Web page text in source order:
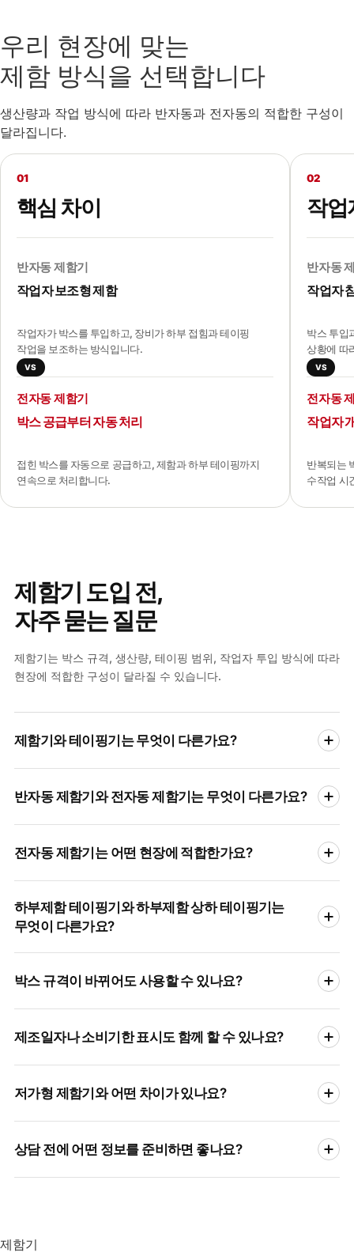
우리 현장에 맞는
제함 방식을 선택합니다
생산량과 작업 방식에 따라 반자동과 전자동의 적합한 구성이
달라집니다.
01
핵심 차이
반자동 제함기
작업자 보조형 제함
작업자가 박스를 투입하고, 장비가 하부 접힘과 테이핑
작업을 보조하는 방식입니다.
VS
전자동 제함기
박스 공급부터 자동 처리
접힌 박스를 자동으로 공급하고, 제함과 하부 테이핑까지
연속으로 처리합니다.
02
작업
반자동
작업자
박스 투입
상황에 따
VS
전자동
작업자
반복되는
수작업 시
제함기 도입 전,
자주 묻는 질문
제함기는 박스 규격, 생산량, 테이핑 범위, 작업자 투입 방식에 따라
현장에 적합한 구성이 달라질 수 있습니다.
제함기와 테이핑기는 무엇이 다른가요?
제함기는 접혀 있는 박스를 펼치고 하부를 접어 제품을 담을 수
있는 상태로 만드는 장비입니다. 테이핑기는 박스 상단 또는
하단을 테이프로 마감하는 장비입니다. 현장에 따라 제함과
테이핑을 함께 처리하는 구성을 선택할 수 있습니다.
반자동 제함기와 전자동 제함기는 무엇이 다른가요?
반자동 제함기는 작업자가 박스를 투입하고 장비가 하부
접힘과 테이핑을 보조하는 방식입니다. 전자동 제함기는 박스
공급부터 제함, 하부 테이핑까지 자동으로 처리합니다.
생산량과 작업자 투입 방식에 따라 적합한 구성이 달라집니다.
전자동 제함기는 어떤 현장에 적합한가요?
반복 생산량이 많고 박스 포장 작업자의 투입을 줄여야 하는
현장에 적합합니다. 박스 공급, 제함, 하부 테이핑을 자동으로
하부제함 테이핑기와 하부제함 상하 테이핑기는
무엇이 다른가요?
하부제함 테이핑기는 박스 하부를 접고 하단을 테이프로
마감하는 구성입니다. 하부제함 상하 테이핑기는 제품 투입 후
박스 상단과 하단 테이핑까지 함께 처리할 수 있는 구성입니다.
상부 마감이 필요한지에 따라 선택이 달라집니다.
박스 규격이 바뀌어도 사용할 수 있나요?
박스 규격 변경은 장비 모델과 조정 범위에 따라 대응 가능
여부가 달라집니다. 상담 시 박스의 길이, 폭, 높이와 골판지
강도, 사용 빈도를 함께 확인해야 합니다.
제조일자나 소비기한 표시도 함께 할 수 있나요?
가능합니다. 박스 재질, 표시 위치, 표시 내용에 따라 잉크젯 등
날인 옵션을 함께 검토할 수 있습니다. 제함·테이핑 공정과
표시 작업을 함께 구성하면 별도 작업 부담을 줄일 수
있습니다.
저가형 제함기와 어떤 차이가 있나요?
초기 비용만 보면 저가형 장비가 부담이 적을 수 있습니다.
하지만 장기 운영에서는 내구성, 테이핑 품질, 부품 수급, A/S
대응 여부가 중요합니다. 팀팩은 국산 제조 기반으로 장비
상담 전에 어떤 정보를 준비하면 좋나요?
제함기